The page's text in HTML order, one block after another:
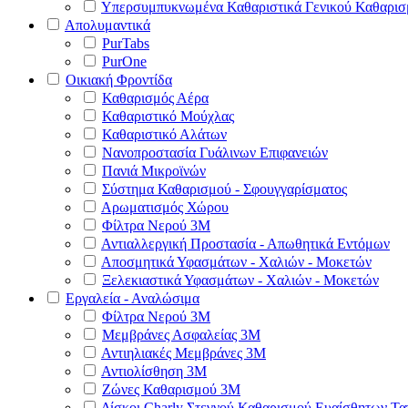
Υπερσυμπυκνωμένα Καθαριστικά Γενικού
Απολυμαντικά
PurTabs
PurOne
Οικιακή Φροντίδα
Καθαρισμός Αέρα
Καθαριστικό Μούχλας
Καθαριστικό Αλάτων
Νανοπροστασία Γυάλινων Επιφανειών
Πανιά Μικροϊνών
Σύστημα Καθαρισμού - Σφουγγαρίσματος
Αρωματισμός Χώρου
Φίλτρα Νερού 3Μ
Αντιαλλεργική Προστασία - Απωθητικά Εντόμων
Αποσμητικά Υφασμάτων - Χαλιών - Μοκετών
Ξελεκιαστικά Υφασμάτων - Χαλιών - Μοκετών
Εργαλεία - Αναλώσιμα
Φίλτρα Νερού 3Μ
Μεμβράνες Ασφαλείας 3Μ
Αντιηλιακές Μεμβράνες 3Μ
Αντιολίσθηση 3Μ
Ζώνες Καθαρισμού 3Μ